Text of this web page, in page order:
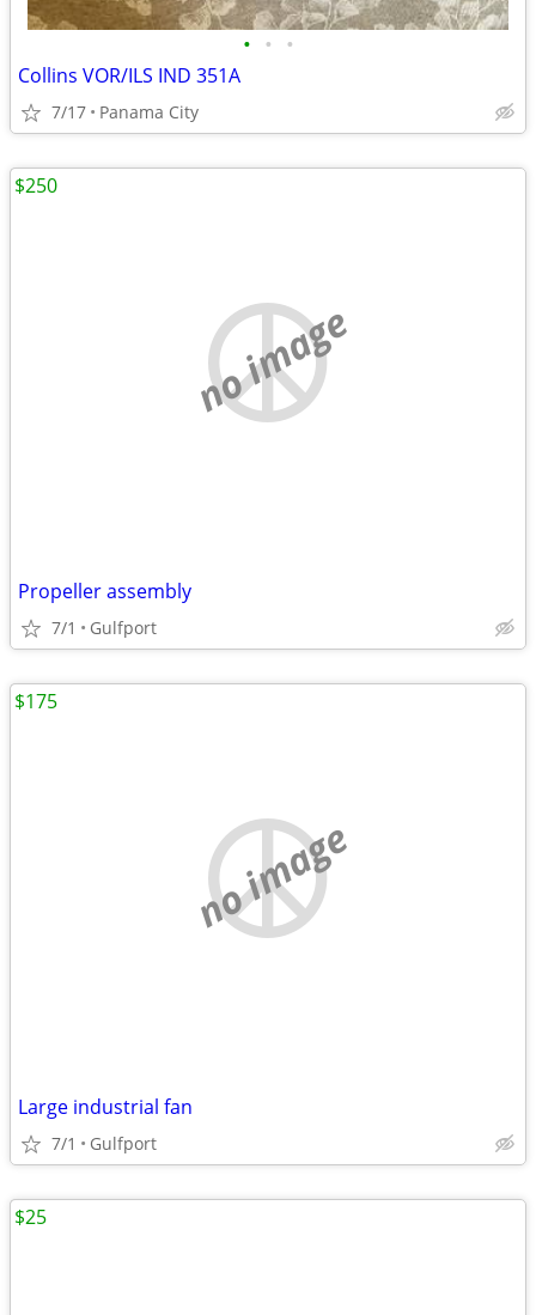
• • •
Collins VOR/ILS IND 351A
7/17 Panama City
no image
Propeller assembly
7/1 Gulfport
$250
no image
Large industrial fan
7/1 Gulfport
$175
$25